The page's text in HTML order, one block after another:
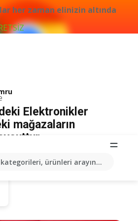
her zaman elinizin altında
ürünleri arayın...
Elektronikler
mağazaların